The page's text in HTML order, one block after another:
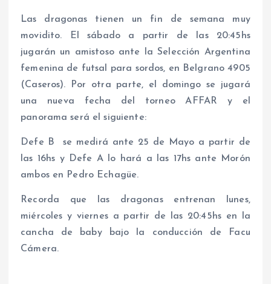
Las dragonas tienen un fin de semana muy
movidito. El sábado a partir de las 20:45hs
jugarán un amistoso ante la Selección Argentina
femenina de futsal para sordos, en Belgrano 4905
(Caseros). Por otra parte, el domingo se jugará
una nueva fecha del torneo AFFAR y el
panorama será el siguiente:
Defe B se medirá ante 25 de Mayo a partir de
las 16hs y Defe A lo hará a las 17hs ante Morón
ambos en Pedro Echagüe.
Recorda que las dragonas entrenan lunes,
miércoles y viernes a partir de las 20:45hs en la
cancha de baby bajo la conducción de Facu
Cámera.